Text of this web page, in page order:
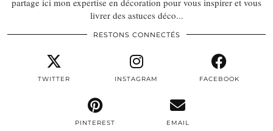
partage ici mon expertise en décoration pour vous inspirer et vous
livrer des astuces déco...
RESTONS CONNECTÉS
TWITTER INSTAGRAM FACEBOOK
PINTEREST EMAIL